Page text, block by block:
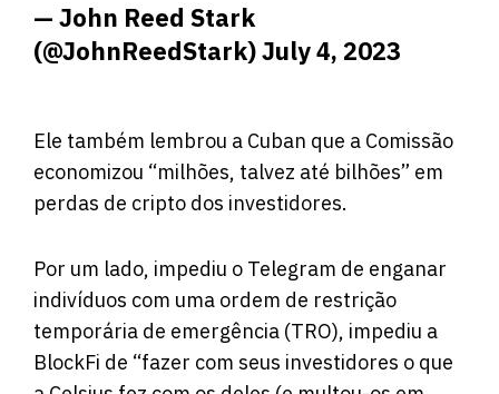
— John Reed Stark
(@JohnReedStark)July 4, 2023
Ele também lembrou a Cuban que a Comissão
economizou “milhões, talvez até bilhões” em
perdas de cripto dos investidores.
Por um lado, impediu o Telegram de enganar
indivíduos com uma ordem de restrição
temporária de emergência (TRO), impediu a
BlockFi de “fazer com seus investidores o que